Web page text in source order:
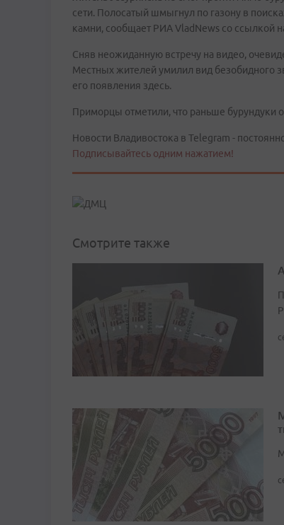
сети. Полосатый шмыгнул по газону в
камни, сообщает РИА VladNews со ссылкой
Сняв неожиданную встречу на видео,
Местных жителей умилил вид безобидного
его появления здесь.
Приморцы отметили, что раньше бурундуки
Новости Владивостока в Telegram -
Подписывайтесь одним нажатием!
Смотрите также